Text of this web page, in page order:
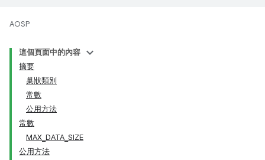
AOSP
這個頁面中的內容
摘要
巢狀類別
常數
公用方法
常數
MAX_DATA_SIZE
公用方法